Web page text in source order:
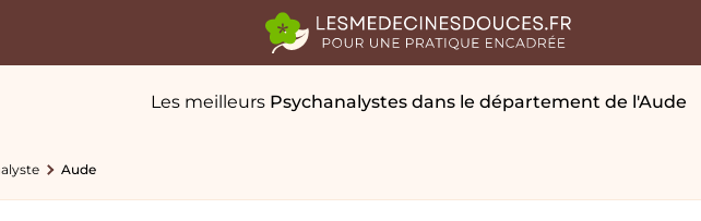
Les meilleurs Psychanalystes dans le département de l'Aude
Aude